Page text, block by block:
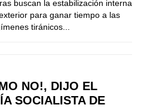
buscan la estabilización interna
para ganar tiempo a las
tiránicos...
NO!, DIJO EL
SOCIALISTA DE